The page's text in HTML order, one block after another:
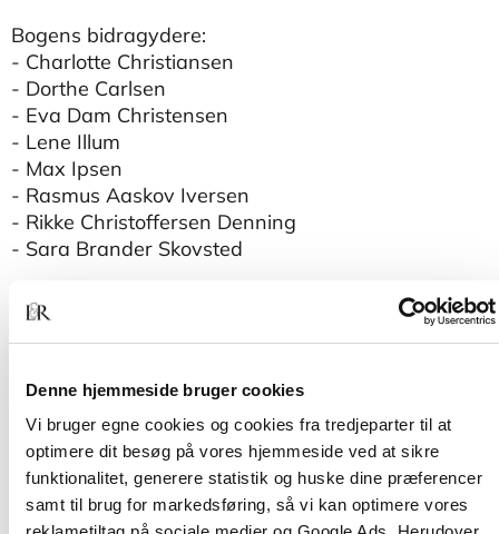
Denne hjemmeside bruger cookies
Vi bruger egne cookies og cookies fra tredjeparter til at
optimere dit besøg på vores hjemmeside ved at sikre
funktionalitet, generere statistik og huske dine præferencer
samt til brug for markedsføring, så vi kan optimere vores
Bogens bidragydere:
- Charlotte Christiansen
- Dorthe Carlsen
- Eva Dam Christensen
- Lene Illum
- Max Ipsen
- Rasmus Aaskov Iversen
- Rikke Christoffersen Denning
- Sara Brander Skovsted
Andre har også købt